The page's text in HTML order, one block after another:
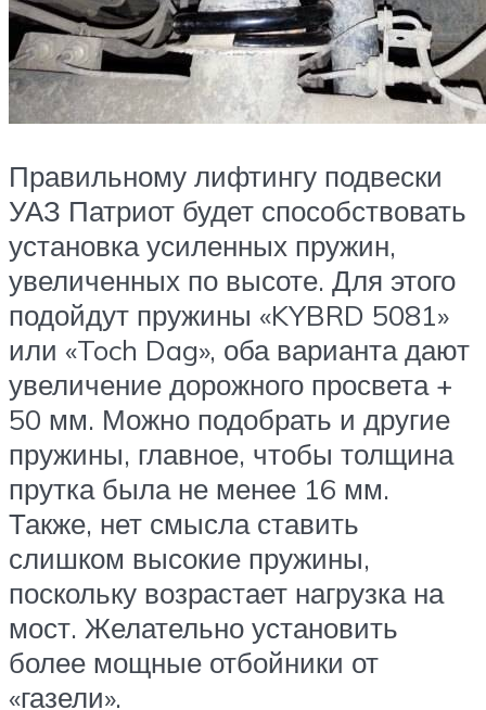
Правильному лифтингу подвески
УАЗ Патриот будет способствовать
установка усиленных пружин,
увеличенных по высоте. Для этого
подойдут пружины «KYBRD 5081»
или «Toch Dag», оба варианта дают
увеличение дорожного просвета +
50 мм. Можно подобрать и другие
пружины, главное, чтобы толщина
прутка была не менее 16 мм.
Также, нет смысла ставить
слишком высокие пружины,
поскольку возрастает нагрузка на
мост. Желательно установить
более мощные отбойники от
«газели».